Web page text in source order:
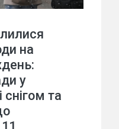
на
у
снігом та